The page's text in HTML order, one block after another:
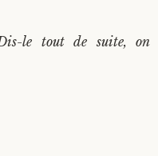
le tout de suite, on